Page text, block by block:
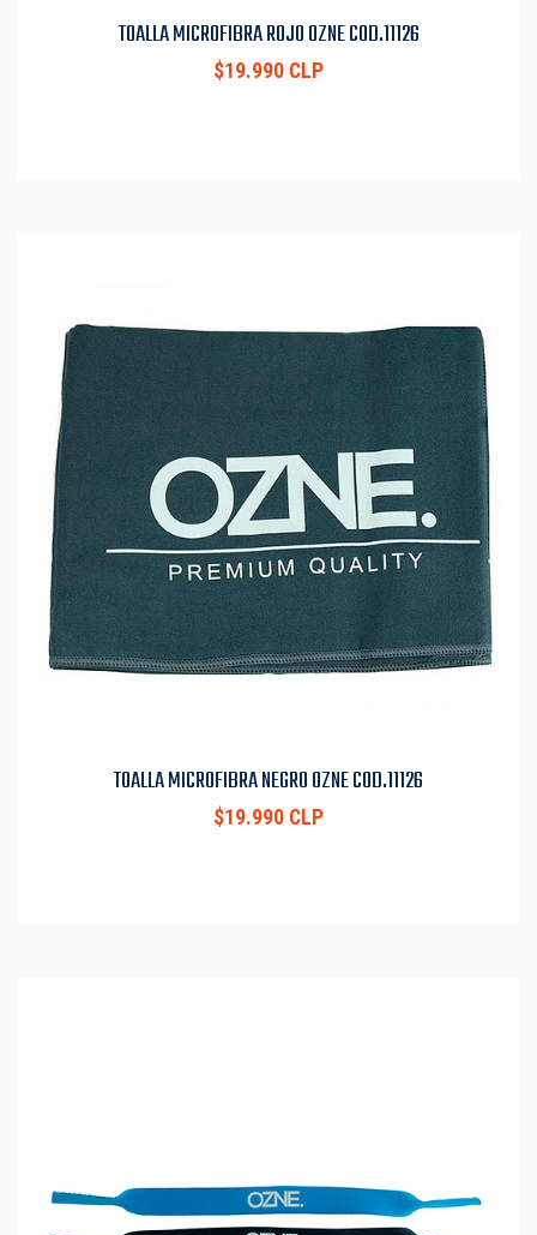
TOALLA MICROFIBRA ROJO OZNE COD.11126
$19.990 CLP
TOALLA MICROFIBRA NEGRO OZNE COD.11126
$19.990 CLP